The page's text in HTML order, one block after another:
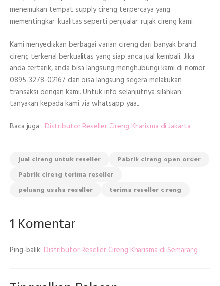
menemukan tempat supply cireng terpercaya yang
mementingkan kualitas seperti penjualan rujak cireng kami.
Kami menyediakan berbagai varian cireng dari banyak brand
cireng terkenal berkualitas yang siap anda jual kembali. Jika
anda tertarik, anda bisa langsung menghubungi kami di nomor
0895-3278-02167 dan bisa langsung segera melakukan
transaksi dengan kami. Untuk info selanjutnya silahkan
tanyakan kepada kami via whatsapp yaa..
Baca juga : Distributor Reseller Cireng Kharisma di Jakarta
jual cireng untuk reseller
Pabrik cireng open order
Pabrik cireng terima reseller
peluang usaha reseller
terima reseller cireng
1 Komentar
Ping-balik: Distributor Reseller Cireng Kharisma di Semarang